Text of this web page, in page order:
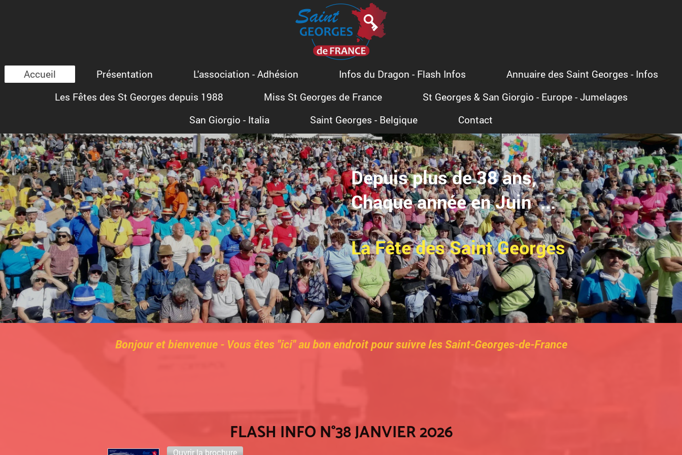
Accueil Présentation L'association - Adhésion Infos du Dragon - Flash Infos
Annuaire des Saint Georges - Infos
Les Fêtes des St Georges depuis 1988
Miss St Georges de France
St Georges & San Giorgio - Europe - Jumelages
San Giorgio - Italia
Saint Georges - Belgique Contact
Depuis plus de 38 ans,
Chaque année en Juin ...
La Fête des Saint Georges
Bonjour et bienvenue - Vous êtes "ici" au bon endroit pour suivre les Saint-Georges-de-France
FLASH INFO N°38 JANVIER 2026
Ouvrir la brochure